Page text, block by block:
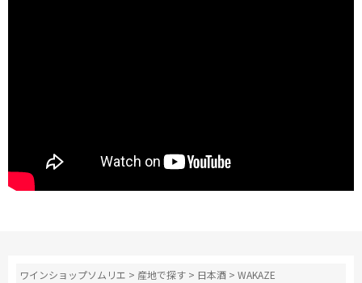
ワインショップソムリエ > 産地で探す > 日本酒 >WAKAZE